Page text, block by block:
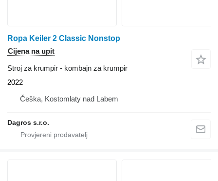
Ropa Keiler 2 Classic Nonstop
Cijena na upit
Stroj za krumpir - kombajn za krumpir
2022
Češka, Kostomlaty nad Labem
Dagros s.r.o.